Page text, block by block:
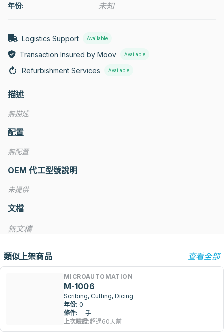
年份: 未知
Logistics Support Available
Transaction Insured by Moov Available
Refurbishment Services Available
描述
無描述
配置
無配置
OEM 代工型號說明
未提供
文檔
無文檔
類似上架商品 查看全部
MICROAUTOMATION
M-1006
Scribing, Cutting, Dicing
年份: 0
條件: 二手
上次驗證:超過60天前